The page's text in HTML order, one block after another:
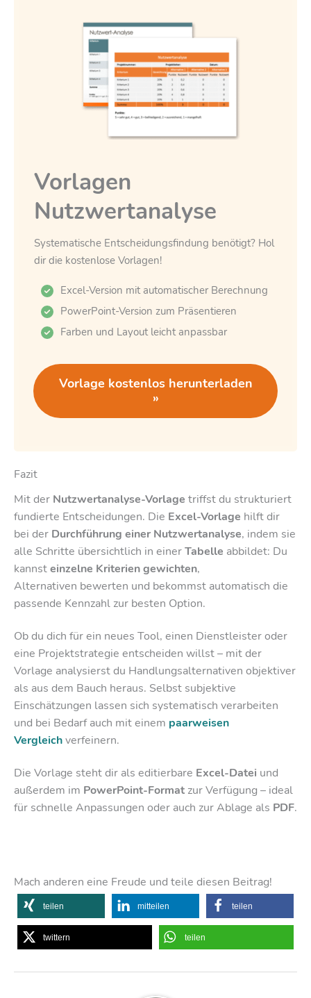
Vorlagen
Nutzwertanalyse
Systematische Entscheidungsfindung benötigt? Hol
dir die kostenlose Vorlagen!
Excel-Version mit automatischer Berechnung
PowerPoint-Version zum Präsentieren
Farben und Layout leicht anpassbar
Vorlage kostenlos herunterladen
»
Fazit
Mit der Nutzwertanalyse-Vorlage triffst du strukturiert
fundierte Entscheidungen. Die Excel-Vorlage hilft dir
bei der Durchführung einer Nutzwertanalyse, indem sie
alle Schritte übersichtlich in einerTabelle abbildet: Du
kannsteinzelne Kriteriengewichten,
Alternativen bewerten und bekommst automatisch die
passende Kennzahl zur besten Option.
Ob du dich für ein neues Tool, einen Dienstleister oder
eine Projektstrategie entscheiden willst – mit der
Vorlage analysierst du Handlungsalternativen objektiver
als aus dem Bauch heraus. Selbst subjektive
Einschätzungen lassen sich systematisch verarbeiten
und bei Bedarf auch mit einem paarweisen
Vergleichverfeinern.
Die Vorlage steht dir als editierbare Excel-Datei und
außerdem im PowerPoint-Format zur Verfügung – ideal
für schnelle Anpassungen oder auch zur Ablage als PDF.
Mach anderen eine Freude und teile diesen Beitrag!
teilen mitteilen teilen
twittern teilen